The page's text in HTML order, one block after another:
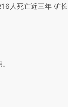
人死亡近三年 矿长